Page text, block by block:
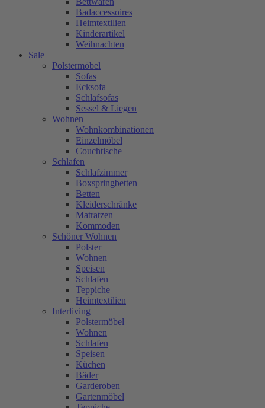
Badaccessoires
Heimtextilien
Kinderartikel
Weihnachten
Sale
Polstermöbel
Sofas
Ecksofa
Schlafsofas
Sessel & Liegen
Wohnen
Wohnkombinationen
Einzelmöbel
Couchtische
Schlafen
Schlafzimmer
Boxspringbetten
Betten
Kleiderschränke
Matratzen
Kommoden
Schöner Wohnen
Polster
Wohnen
Speisen
Schlafen
Teppiche
Heimtextilien
Interliving
Polstermöbel
Wohnen
Schlafen
Speisen
Küchen
Bäder
Garderoben
Gartenmöbel